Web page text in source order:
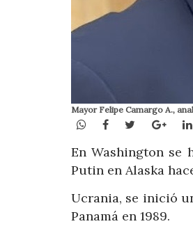
Mayor Felipe Camargo A.,
WhatsApp
Facebook
Twitter
En Washington se
Putin en Alaska
Ucrania, se inició
Panamá en 1989.